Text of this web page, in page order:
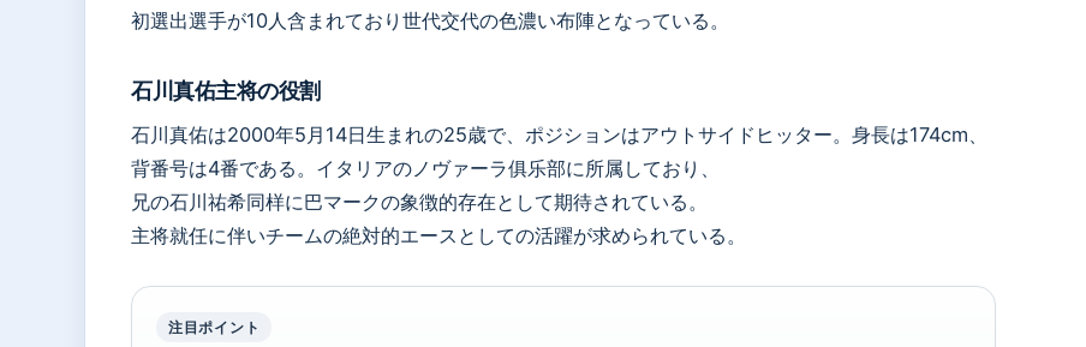
初選出選手が10人含まれており世代交代の色濃い布陣となっている。
石川真佑主将の役割
石川真佑は2000年5月14日生まれの25歳で、ポジションはアウトサイドヒッター。身長は174cm、
背番号は4番である。イタリアのノヴァーラ俱乐部に所属しており、
兄の石川祐希同样に巴マークの象徴的存在として期待されている。
主将就任に伴いチームの絶対的エースとしての活躍が求められている。
注目ポイント